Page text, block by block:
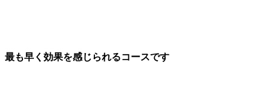
最も早く効果を感じられるコースです